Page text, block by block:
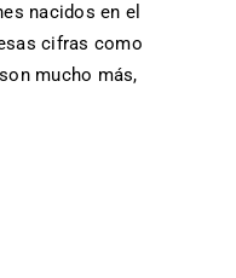
nacidos en el
cifras como
mucho más,